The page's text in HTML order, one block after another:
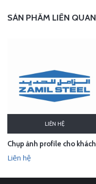
SẢN PHẨM LIÊN QUAN
LIÊN HỆ
Liên hệ